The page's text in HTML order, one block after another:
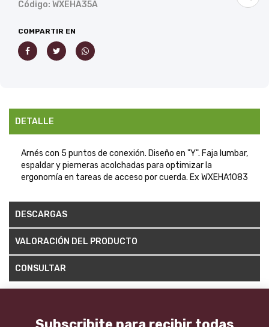
Código: WXEHA35A
COMPARTIR EN
DETALLE
Arnés con 5 puntos de conexión. Diseño en "Y". Faja lumbar,
espaldar y pierneras acolchadas para optimizar la
ergonomía en tareas de acceso por cuerda. Ex WXEHA1083
DESCARGAS
VALORACIÓN DEL PRODUCTO
CONSULTAR